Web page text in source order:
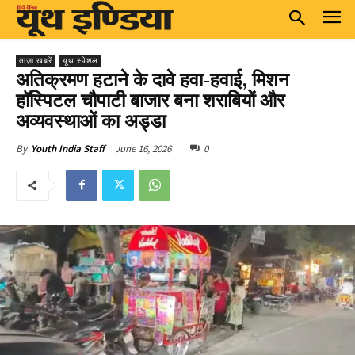
ताज़ा खबरें यूथ स्पेशल
अतिक्रमण हटाने के दावे हवा-हवाई, मिशन
हॉस्पिटल चौपाटी बाजार बना शराबियों और
अव्यवस्थाओं का अड्डा
By Youth India Staff June 16, 2026 0